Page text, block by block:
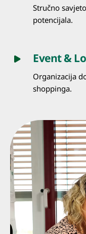
Stručno
potencijala.
Event &
Organizacija
shoppinga.